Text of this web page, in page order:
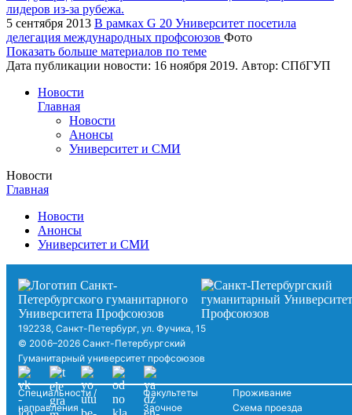
5 сентября 2013 В рамках G 20 Университет посетила
делегация международных профсоюзов Фото
Показать больше материалов по теме
Дата публикации новости: 16 ноября 2019. Автор: СПбГУП
Новости
Главная
Новости
Анонсы
Университет и СМИ
Новости
Главная
Новости
Анонсы
Университет и СМИ
192238, Санкт-Петербург, ул. Фучика, 15
© 2006–2026 Санкт-Петербургский
Гуманитарный университет профсоюзов
Специальности /
направления
Факультеты
Заочное
Проживание
Схема проезда